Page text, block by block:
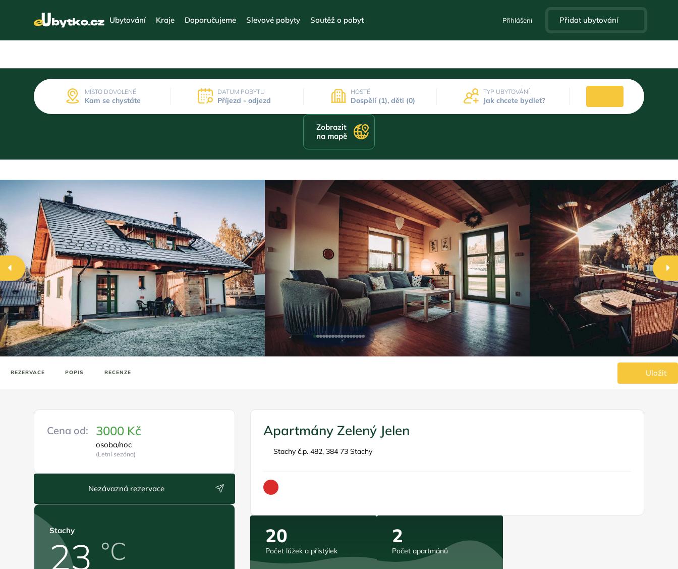
Ubytování Kraje Doporučujeme Slevové pobyty Soutěž o pobyt Přihlášení Přidat ubytování
MÍSTO DOVOLENÉ
Kam se chystáte
DATUM POBYTU
Příjezd - odjezd
HOSTÉ
Dospělí (1), děti (0)
TYP UBYTOVÁNÍ
Jak chcete bydlet?
Zobrazit
na mapě
REZERVACE POPIS RECENZE Uložit
Cena od: 3000 Kč
osoba/noc
(Letní sezóna)
Nezávazná rezervace
Stachy
23 °C
Apartmány Zelený Jelen
Stachy č.p. 482, 384 73 Stachy
20
Počet lůžek a přistýlek
2
Počet apartmánů